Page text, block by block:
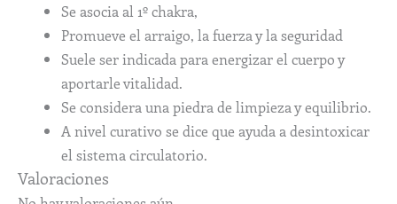
Se asocia al 1º chakra,
Promueve el arraigo, la fuerza y la seguridad
Suele ser indicada para energizar el cuerpo y
aportarle vitalidad.
Se considera una piedra de limpieza y equilibrio.
A nivel curativo se dice que ayuda a desintoxicar
el sistema circulatorio.
Valoraciones